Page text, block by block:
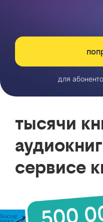
для
тысячи
сервисе